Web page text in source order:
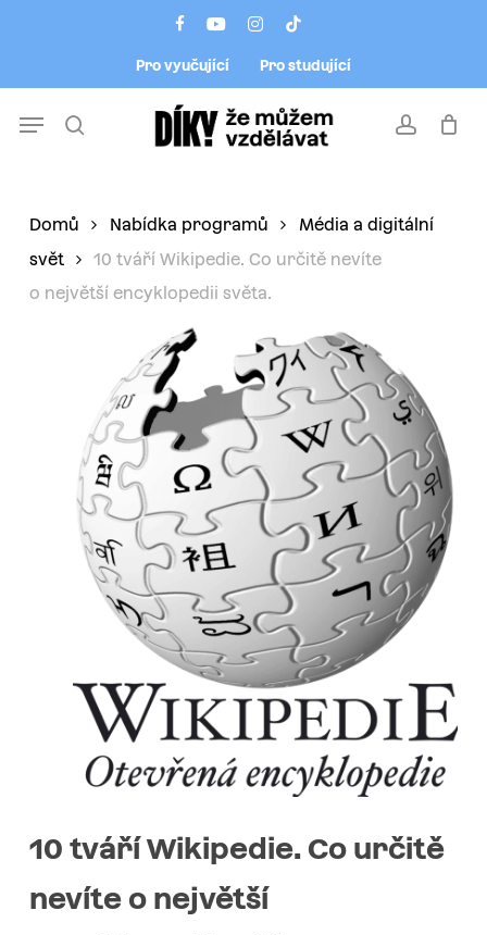
facebookyoutubeinstagram
tiktok
Pro vyučující Pro studující
account
Menu
Domů Nabídka programů
Média a digitální
svět
10 tváří Wikipedie. Co určitě nevíte
o největší encyklopedii světa.
10 tváří Wikipedie. Co určitě
nevíte o největší